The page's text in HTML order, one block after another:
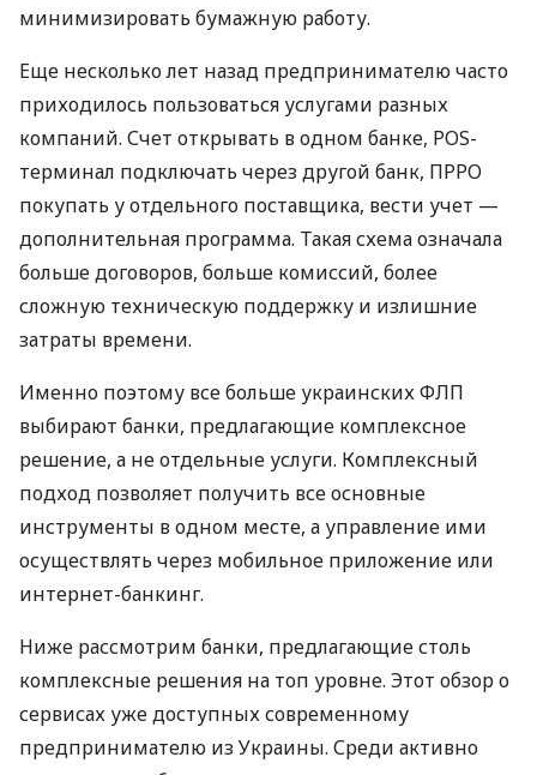
минимизировать бумажную работу.
Еще несколько лет назад предпринимателю часто
приходилось пользоваться услугами разных
компаний. Счет открывать в одном банке, POS-
терминал подключать через другой банк, ПРРО
покупать у отдельного поставщика, вести учет —
дополнительная программа. Такая схема означала
больше договоров, больше комиссий, более
сложную техническую поддержку и излишние
затраты времени.
Именно поэтому все больше украинских ФЛП
выбирают банки, предлагающие комплексное
решение, а не отдельные услуги. Комплексный
подход позволяет получить все основные
инструменты в одном месте, а управление ими
осуществлять через мобильное приложение или
интернет-банкинг.
Ниже рассмотрим банки, предлагающие столь
комплексные решения на топ уровне. Этот обзор о
сервисах уже доступных современному
предпринимателю из Украины. Среди активно